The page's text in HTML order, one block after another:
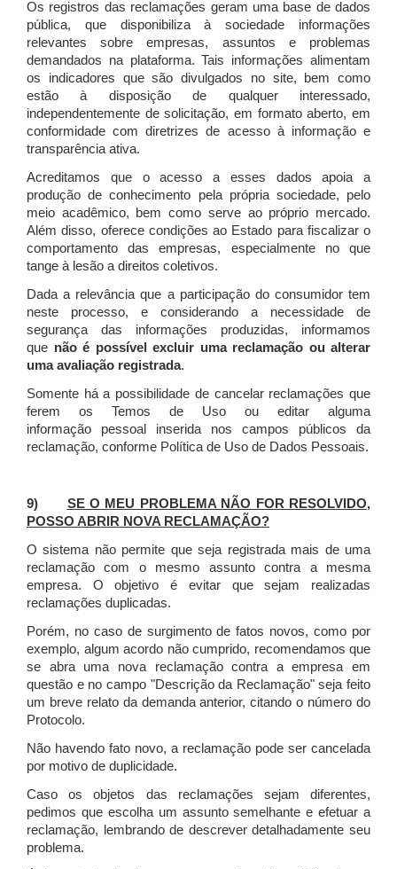
Os registros das reclamações geram uma base de dados
pública, que disponibiliza à sociedade informações
relevantes sobre empresas, assuntos e problemas
demandados na plataforma. Tais informações alimentam
os indicadores que são divulgados no site, bem como
estão à disposição de qualquer interessado,
independentemente de solicitação, em formato aberto, em
conformidade com diretrizes de acesso à informação e
transparência ativa.
Acreditamos que o acesso a esses dados apoia a
produção de conhecimento pela própria sociedade, pelo
meio acadêmico, bem como serve ao próprio mercado.
Além disso, oferece condições ao Estado para fiscalizar o
comportamento das empresas, especialmente no que
tange à lesão a direitos coletivos.
Dada a relevância que a participação do consumidor tem
neste processo, e considerando a necessidade de
segurança das informações produzidas, informamos
que não é possível excluir uma reclamação ou alterar
uma avaliação registrada.
Somente há a possibilidade de cancelar reclamações que
ferem os Temos de Uso ou editar alguma
informação pessoal inserida nos campos públicos da
reclamação, conforme Política de Uso de Dados Pessoais.
9) SE O MEU PROBLEMA NÃO FOR RESOLVIDO,
POSSO ABRIR NOVA RECLAMAÇÃO?
O sistema não permite que seja registrada mais de uma
reclamação com o mesmo assunto contra a mesma
empresa. O objetivo é evitar que sejam realizadas
reclamações duplicadas.
Porém, no caso de surgimento de fatos novos, como por
exemplo, algum acordo não cumprido, recomendamos que
se abra uma nova reclamação contra a empresa em
questão e no campo "Descrição da Reclamação" seja feito
um breve relato da demanda anterior, citando o número do
Protocolo.
Não havendo fato novo, a reclamação pode ser cancelada
por motivo de duplicidade.
Caso os objetos das reclamações sejam diferentes,
pedimos que escolha um assunto semelhante e efetuar a
reclamação, lembrando de descrever detalhadamente seu
problema.